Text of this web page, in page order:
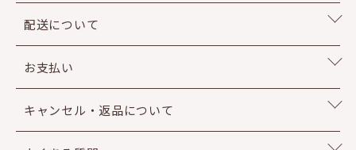
配送について
お支払い
キャンセル・返品について